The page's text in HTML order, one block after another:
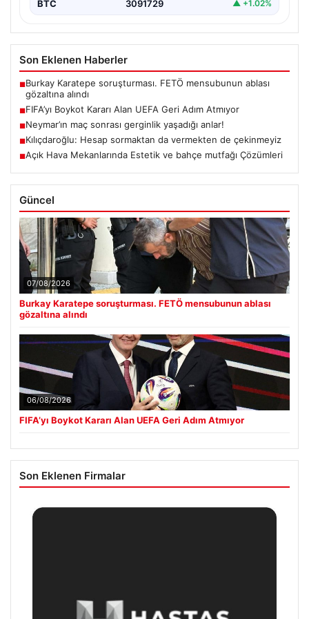
BTC 3091729 ▲ +1.02%
Son Eklenen Haberler
■Burkay Karatepe soruşturması. FETÖ mensubunun ablası
gözaltına alındı
■FIFA’yı Boykot Kararı Alan UEFA Geri Adım Atmıyor
■Neymar’ın maç sonrası gerginlik yaşadığı anlar!
■Kılıçdaroğlu: Hesap sormaktan da vermekten de çekinmeyiz
■Açık Hava Mekanlarında Estetik ve bahçe mutfağı Çözümleri
Güncel
07/08/2026
Burkay Karatepe soruşturması. FETÖ mensubunun ablası
gözaltına alındı
06/08/2026
FIFA’yı Boykot Kararı Alan UEFA Geri Adım Atmıyor
Son Eklenen Firmalar